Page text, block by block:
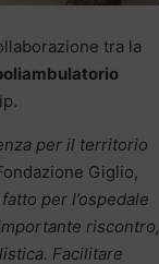
tra la
per il territorio
Giglio,
per l’ospedale
riscontro,
Facilitare